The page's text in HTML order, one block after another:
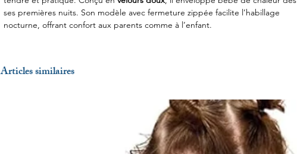
ses premières nuits. Son modèle avec fermeture zippée facilite l’habillage
nocturne, offrant confort aux parents comme à l’enfant.
Articles similaires